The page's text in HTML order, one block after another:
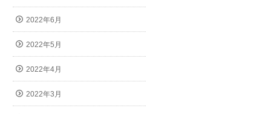
2022年6月
2022年5月
2022年4月
2022年3月